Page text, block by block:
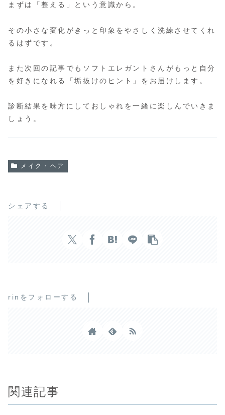
まずは「整える」という意識から。
その小さな変化がきっと印象をやさしく洗練させてくれ
るはずです。
また次回の記事でもソフトエレガントさんがもっと自分
を好きになれる「垢抜けのヒント」をお届けします。
診断結果を味方にしておしゃれを一緒に楽しんでいきま
しょう。
メイク・ヘア
シェアする
rinをフォローする
関連記事